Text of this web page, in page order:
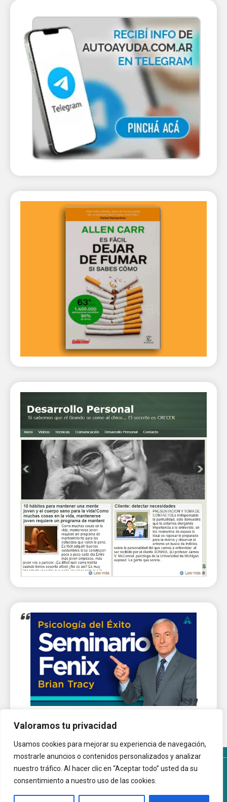
Valoramos tu privacidad
Usamos cookies para mejorar su experiencia de navegación,
mostrarle anuncios o contenidos personalizados y analizar
nuestro tráfico. Al hacer clic en “Aceptar todo” usted da su
consentimiento a nuestro uso de las cookies.
Política de Cookies